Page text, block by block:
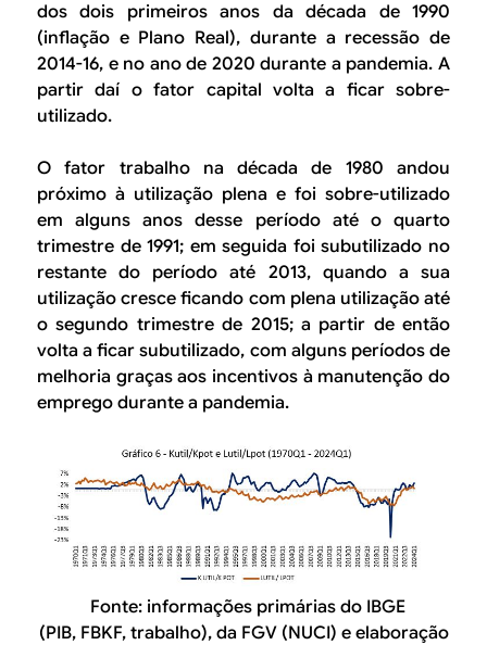
dos dois primeiros anos da década de 1990
(inflação e Plano Real), durante a recessão de
2014-16, e no ano de 2020 durante a pandemia. A
partir daí o fator capital volta a ficar sobre-
utilizado.
O fator trabalho na década de 1980 andou
próximo à utilização plena e foi sobre-utilizado
em alguns anos desse período até o quarto
trimestre de 1991; em seguida foi subutilizado no
restante do período até 2013, quando a sua
utilização cresce ficando com plena utilização até
o segundo trimestre de 2015; a partir de então
volta a ficar subutilizado, com alguns períodos de
melhoria graças aos incentivos à manutenção do
emprego durante a pandemia.
Fonte: informações primárias do IBGE
(PIB, FBKF, trabalho), da FGV (NUCI) e elaboração